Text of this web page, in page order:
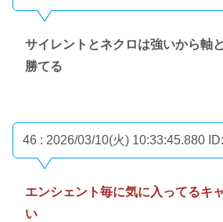
サイレントとネクロは強いから軸
勝てる
46 : 2026/03/10(火) 10:33:45.880
エンシェント毎に気に入ってるキ
い